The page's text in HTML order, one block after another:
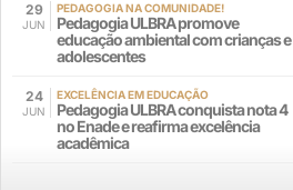
29
JUN
PEDAGOGIA NA COMUNIDADE!
Pedagogia ULBRA promove
educação ambiental com crianças e
adolescentes
24
JUN
EXCELÊNCIA EM EDUCAÇÃO
Pedagogia ULBRA conquista nota 4
no Enade e reafirma excelência
acadêmica